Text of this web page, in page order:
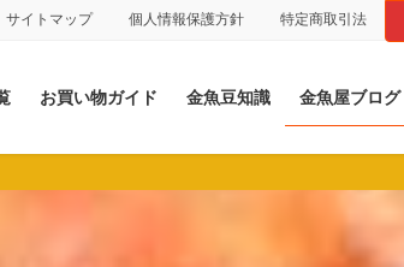
サイトマップ 個人情報保護方針 特定商取引法
お買い物ガイド 金魚豆知識 金魚屋ブログ